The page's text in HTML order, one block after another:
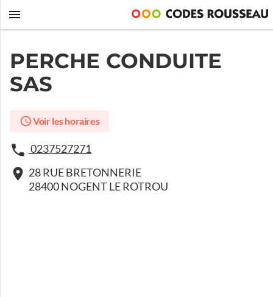
PERCHE CONDUITE
SAS
Voir les horaires
0237527271
28 RUE BRETONNERIE
28400 NOGENT LE ROTROU